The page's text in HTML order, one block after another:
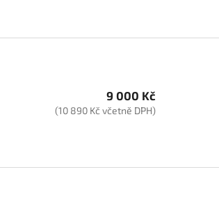
9 000 Kč
(10 890 Kč včetně DPH)